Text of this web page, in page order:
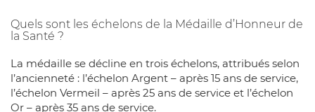
Quels sont les échelons de la Médaille d’Honneur de
la Santé ?
La médaille se décline en trois échelons, attribués selon
l’ancienneté : l’échelon Argent – après 15 ans de service,
l’échelon Vermeil – après 25 ans de service et l’échelon
Or – après 35 ans de service.